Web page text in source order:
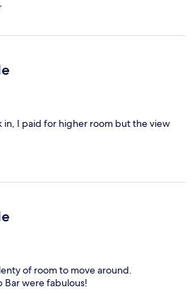
in, I paid for higher room but the view
of room to move around.
Bar were fabulous!